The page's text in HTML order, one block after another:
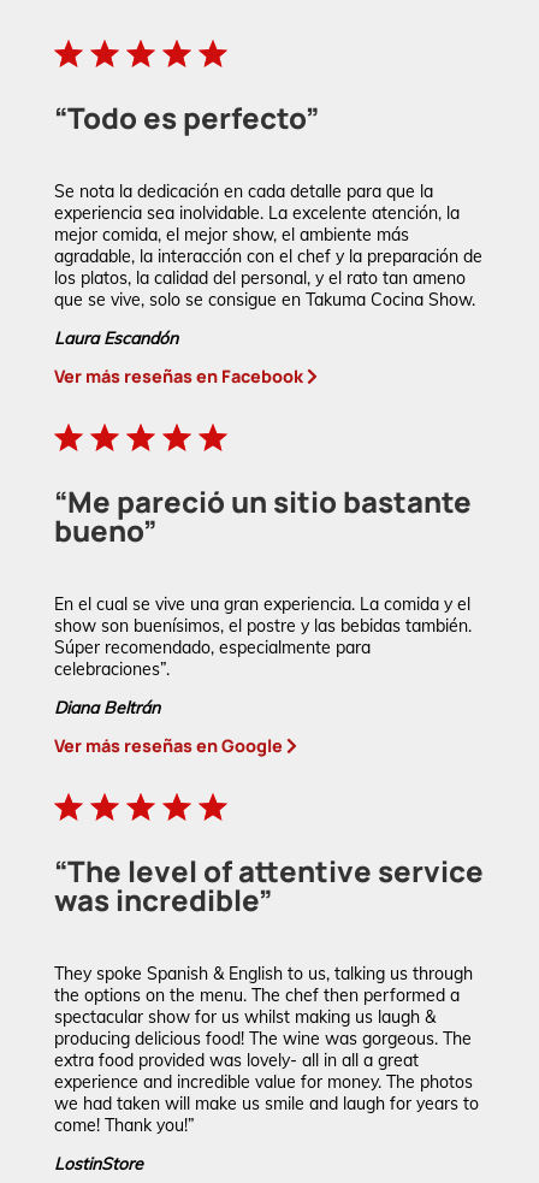
“Todo es perfecto”
Se nota la dedicación en cada detalle para que la
experiencia sea inolvidable. La excelente atención, la
mejor comida, el mejor show, el ambiente más
agradable, la interacción con el chef y la preparación de
los platos, la calidad del personal, y el rato tan ameno
que se vive, solo se consigue en Takuma Cocina Show.
Laura Escandón
Ver más reseñas en Facebook
“Me pareció un sitio bastante
bueno”
En el cual se vive una gran experiencia. La comida y el
show son buenísimos, el postre y las bebidas también.
Súper recomendado, especialmente para
celebraciones”.
Diana Beltrán
Ver más reseñas en Google
“The level of attentive service
was incredible”
They spoke Spanish & English to us, talking us through
the options on the menu. The chef then performed a
spectacular show for us whilst making us laugh &
producing delicious food! The wine was gorgeous. The
extra food provided was lovely- all in all a great
experience and incredible value for money. The photos
we had taken will make us smile and laugh for years to
come! Thank you!”
LostinStore